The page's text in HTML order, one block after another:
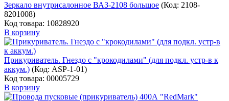
Зеркало внутрисалонное ВАЗ-2108 большое (Код: 2108-
8201008)
Код товара: 10828920
В корзину
Прикуриватель. Гнездо с "крокодилами" (для подкл. устр-в к
аккум.) (Код: ASP-1-01)
Код товара: 00005729
В корзину